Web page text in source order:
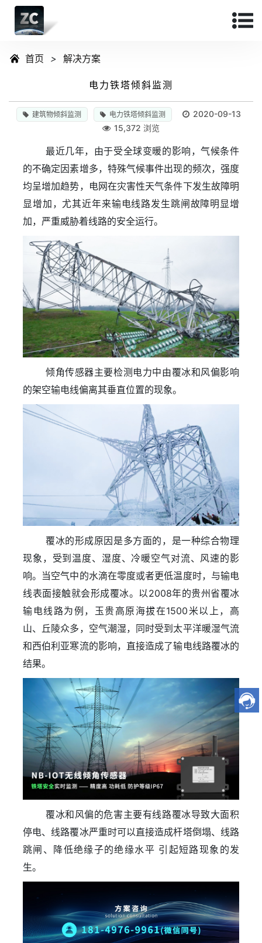
首页 > 解决方案
电力铁塔倾斜监测
建筑物倾斜监测 电力铁塔倾斜监测
2020-09-13
15,372 浏览
最近几年，由于受全球变暖的影响，气候条件
的不确定因素增多，特殊气候事件出现的频次，强度
均呈增加趋势，电网在灾害性天气条件下发生故障明
显增加，尤其近年来输电线路发生跳闸故障明显增
加，严重威胁着线路的安全运行。
倾角传感器主要检测电力中由覆冰和风偏影响
的架空输电线偏离其垂直位置的现象。
覆冰的形成原因是多方面的，是一种综合物理
现象，受到温度、湿度、冷暖空气对流、风速的影
响。当空气中的水滴在零度或者更低温度时，与输电
线表面接触就会形成覆冰。以2008年的贵州省覆冰
输电线路为例，玉贵高原海拔在1500米以上，高
山、丘陵众多，空气潮湿，同时受到太平洋暖湿气流
和西伯利亚寒流的影响，直接造成了输电线路覆冰的
结果。
覆冰和风偏的危害主要有线路覆冰导致大面积
停电、线路覆冰严重时可以直接造成杆塔倒塌、线路
跳闸、降低绝缘子的绝缘水平 引起短路现象的发
生。